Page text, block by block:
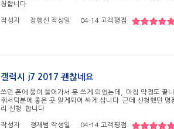
청합니다
작성자 장행선 작성일 04-14 고객평점
갤럭시 j7 2017 괜찮네요
쓰던 폰에 물이 들어가서 못 쓰게 되었는데, 마침 약정도 끝
줘서덕분에 좋은 곳 알게되어 싸게 삽니다 근데 신청했던
리 신청 합니다
작성자 정재범 작성일 04-14 고객평점